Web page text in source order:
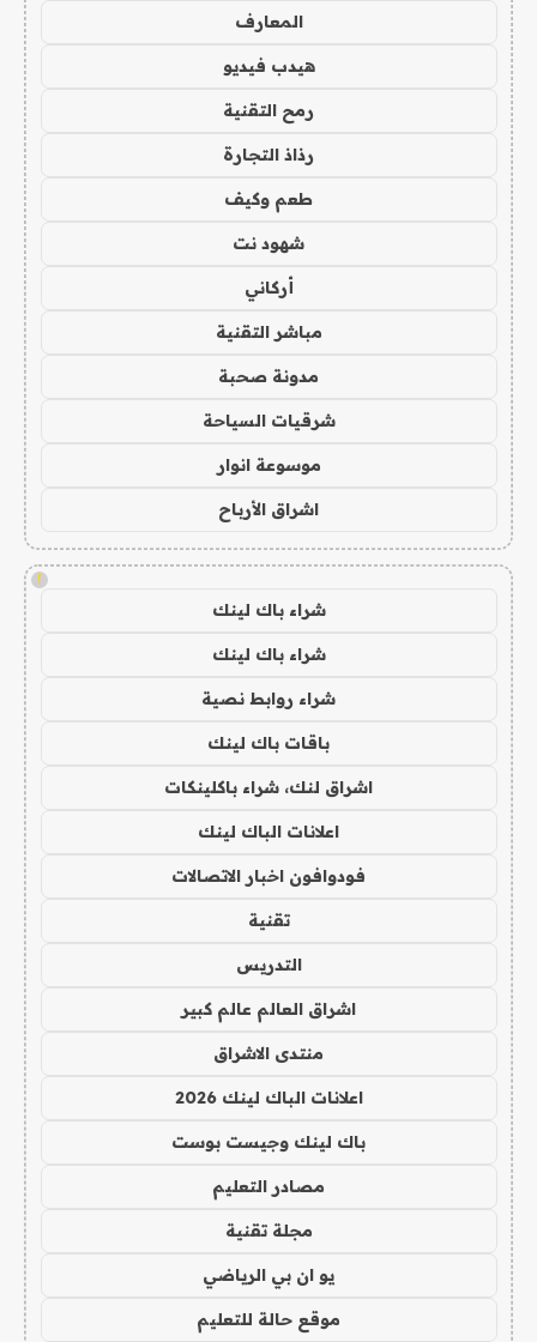
المعارف
هيدب فيديو
رمح التقنية
رذاذ التجارة
طعم وكيف
شهود نت
أركاني
مباشر التقنية
مدونة صحبة
شرقيات السياحة
موسوعة انوار
اشراق الأرباح
!
شراء باك لينك
شراء باك لينك
شراء روابط نصية
باقات باك لينك
اشراق لنك، شراء باكلينكات
اعلانات الباك لينك
فودوافون اخبار الاتصالات
تقنية
التدريس
اشراق العالم عالم كبير
منتدى الاشراق
اعلانات الباك لينك 2026
باك لينك وجيست بوست
مصادر التعليم
مجلة تقنية
يو ان بي الرياضي
موقع حالة للتعليم